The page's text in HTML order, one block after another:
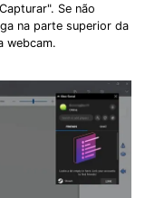
Se não
na parte superior da
webcam.